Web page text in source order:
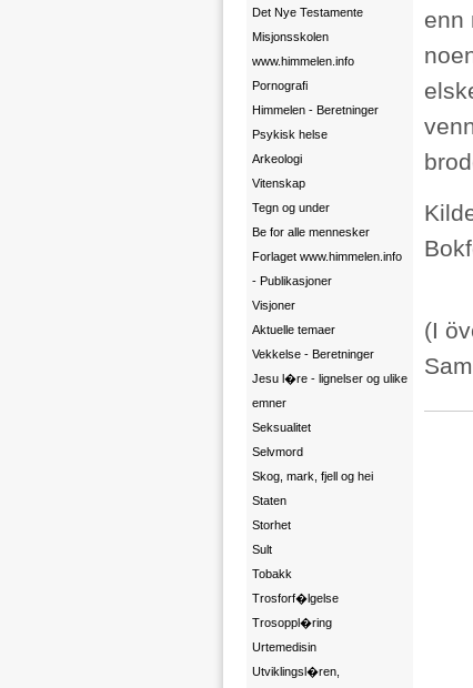
Det Nye Testamente
Misjonsskolen
www.himmelen.info
Pornografi
Himmelen - Beretninger
Psykisk helse
Arkeologi
Vitenskap
Tegn og under
Be for alle mennesker
Forlaget www.himmelen.info
- Publikasjoner
Visjoner
Aktuelle temaer
Vekkelse - Beretninger
Jesu l�re - lignelser og ulike
emner
Seksualitet
Selvmord
Skog, mark, fjell og hei
Staten
Storhet
Sult
Tobakk
Trosforf�lgelse
Trosoppl�ring
Urtemedisin
Utviklingsl�ren,
enn
(I